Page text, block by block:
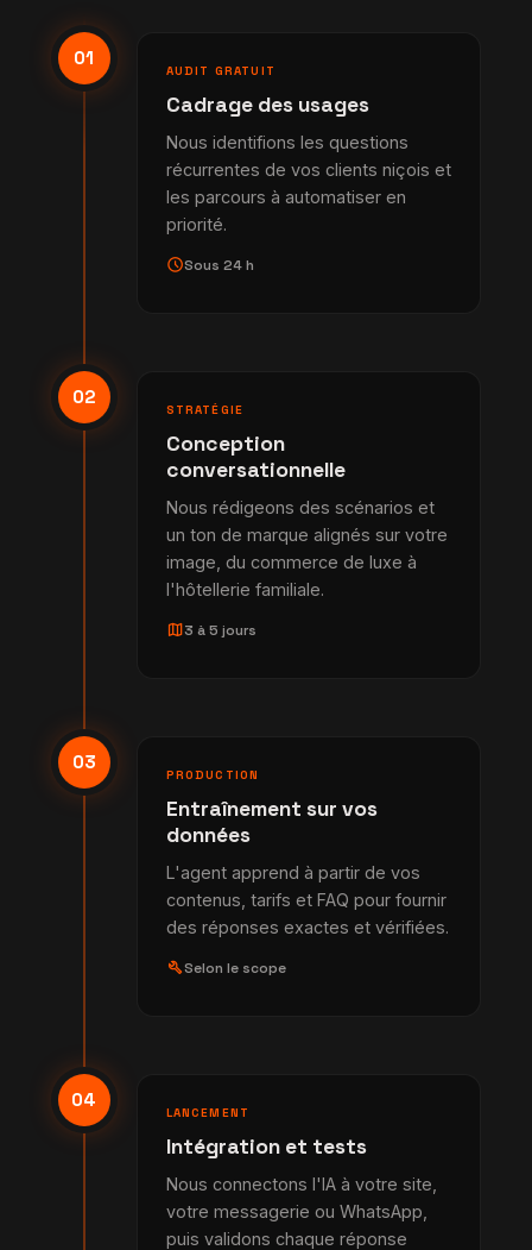
01
AUDIT GRATUIT
Cadrage des usages
Nous identifions les questions
récurrentes de vos clients niçois et
les parcours à automatiser en
priorité.
scheduleSous 24 h
02
STRATÉGIE
Conception
conversationnelle
Nous rédigeons des scénarios et
un ton de marque alignés sur votre
image, du commerce de luxe à
l'hôtellerie familiale.
map3 à 5 jours
03
PRODUCTION
Entraînement sur vos
données
L'agent apprend à partir de vos
contenus, tarifs et FAQ pour fournir
des réponses exactes et vérifiées.
buildSelon le scope
04
LANCEMENT
Intégration et tests
Nous connectons l'IA à votre site,
votre messagerie ou WhatsApp,
puis validons chaque réponse